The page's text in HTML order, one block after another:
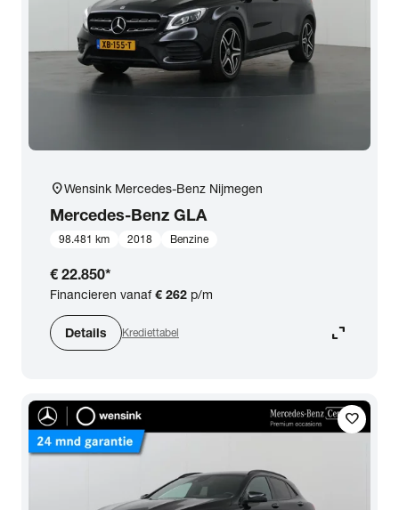
BTW (aftrekbaar) / Marge (BTW niet aftrekbaar) expand_more
Merk & Model
Mercedes-Benz close
Kilometerstand
Transmissie
location_onWensink Mercedes-Benz Nijmegen
Mercedes-Benz GLA
98.481 km 2018 Benzine
€ 22.850*
Financieren vanaf€ 262 p/m
Details Krediettabel expand_content
favorite